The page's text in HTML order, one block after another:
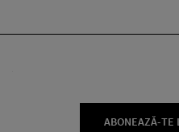
ABONEAZĂ-TE